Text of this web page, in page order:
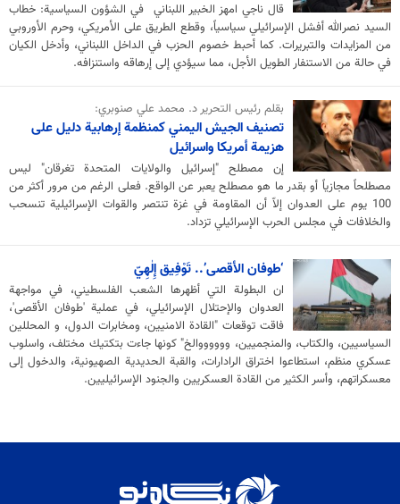
قال ناجي امهز الخبير اللبناني في الشؤون السياسية: خطاب
السيد نصرالله أفشل الإسرائيلي سياسياً، وقطع الطريق على الأمريكي، وحرم الأوروبي
من المزايدات والتبريرات. كما أحبط خصوم الحزب في الداخل اللبناني، وأدخل الكيان
في حالة من الاستنفار الطويل الأجل، مما سيؤدي إلى إرهاقه واستنزافه.
بقلم رئيس التحرير د. محمد علي صنوبري:
تصنيف الجيش اليمني كمنظمة إرهابية دليل على
هزيمة أمريكا واسرائيل
إن مصطلح "إسرائيل والولايات المتحدة تغرقان" ليس
مصطلحاً مجازياً أو بقدر ما هو مصطلح يعبر عن الواقع. فعلى الرغم من مرور أكثر من
100 يوم على العدوان إلاّ أن المقاومة في غزة تنتصر والقوات الإسرائيلية تنسحب
والخلافات في مجلس الحرب الإسرائيلي تزداد.
‘طوفان الأقصى’.. تَوْفِيق إِلٰهِيّ
ان البطولة التي أظهرها الشعب الفلسطيني، في مواجهة
العدوان والإحتلال الإسرائيلي، في عملية 'طوفان الأقصى'،
فاقت توقعات "القادة الامنيين، ومخابرات الدول، و المحللين
السياسيين، والكتاب، والمنجميين، ووووووالخ" كونها جاءت بتكتيك مختلف، واسلوب
عسكري منظم، استطاعوا اختراق الرادارات، والقبة الحديدية الصهيونية، والدخول إلى
معسكراتهم، وأسر الكثير من القادة العسكريين والجنود الإسرائيليين.